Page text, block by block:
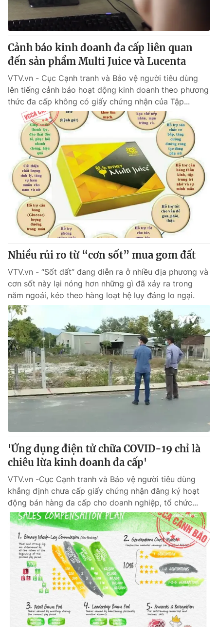
Cảnh báo kinh doanh đa cấp liên quan
đến sản phẩm Multi Juice và Lucenta
VTV.vn - Cục Cạnh tranh và Bảo vệ người tiêu dùng
lên tiếng cảnh báo hoạt động kinh doanh theo phương
thức đa cấp không có giấy chứng nhận của Tập...
Nhiều rủi ro từ “cơn sốt” mua gom đất
VTV.vn - “Sốt đất” đang diễn ra ở nhiều địa phương và
cơn sốt này lại nóng hơn những gì đã xảy ra trong
năm ngoái, kéo theo hàng loạt hệ lụy đáng lo ngại.
'Ứng dụng điện tử chữa COVID-19 chỉ là
chiêu lừa kinh doanh đa cấp'
VTV.vn -Cục Cạnh tranh và Bảo vệ người tiêu dùng
khẳng định chưa cấp giấy chứng nhận đăng ký hoạt
động bán hàng đa cấp cho doanh nghiệp, tổ chức...